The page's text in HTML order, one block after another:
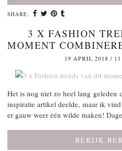
SHARE:
3 X FASHION
MOMENT
19 APRIL 2018 /
Het is nog niet zo heel lang geleden
inspiratie artikel deelde, maar ik
er gauw weer één wilde maken!
BEKIJK